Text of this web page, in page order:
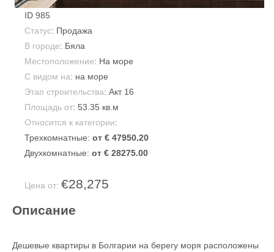
ID 985
Статус: Продажа
В городе: Бяла
Местоположение: На море
С видом на: на море
Этап строительства: Акт 16
Площадь от: 53.35 кв.м
Относится к категории:
Трехкомнатные: от € 47950.20
Двухкомнатные: от € 28275.00
Цена от: €28,275
Описание
Дешевые квартиры в Болгарии на берегу моря расположены